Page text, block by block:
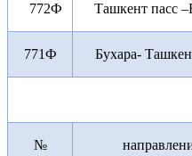
772Ф Ташкент пасс
771Ф Бухара-
№